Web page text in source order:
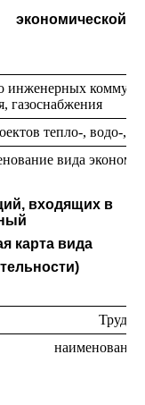
инженерных
газоснабжения
тепло-, водо-,
вида
входящих в
карта вида
наименование